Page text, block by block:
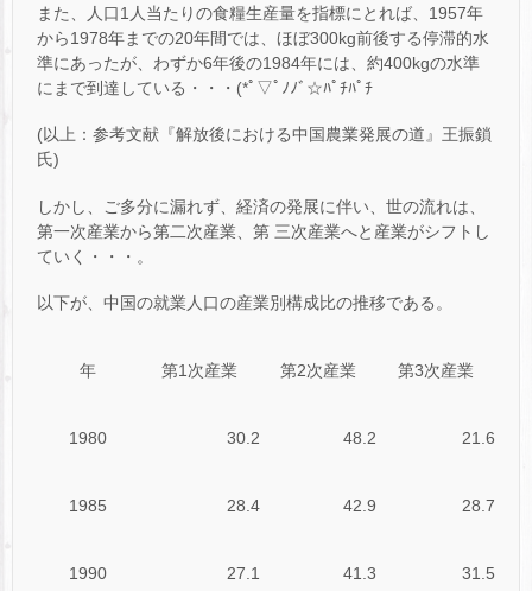
また、人口1人当たりの食糧生産量を指標にとれば、1957年
から1978年までの20年間では、ほぼ300kg前後する停滞的水
準にあったが、わずか6年後の1984年には、約400kgの水準
にまで到達している・・・(*ﾟ▽ﾟﾉﾉﾞ☆ﾊﾟﾁﾊﾟﾁ
(以上：参考文献『解放後における中国農業発展の道』王振鎖
氏)
しかし、ご多分に漏れず、経済の発展に伴い、世の流れは、
第一次産業から第二次産業、第 三次産業へと産業がシフトし
ていく・・・。
以下が、中国の就業人口の産業別構成比の推移である。
年 第1次産業 第2次産業 第3次産業
1980 30.2 48.2 21.6
1985 28.4 42.9 28.7
1990 27.1 41.3 31.5